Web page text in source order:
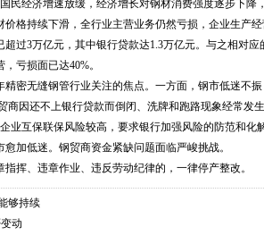
民经济增速放缓，经济增长对钢材消费强度逐步下降
格持续下滑，全行业主营业务仍然亏损，企业生产
过3万亿元，其中银行贷款达1.3万亿元。与之相对
亏损面已达40%。
无缝钢管行业关注的焦点。一方面，钢市低迷不振
商因还不上银行贷款而倒闭、洗牌和跑路现象经常发
业互保联保风险较高，要求银行加强风险的防范和化
加低迷。钢贸商资金紧缺问题面临严峻挑战。
挥、违章作业、违反劳动纪律的，一律停产整改。
够持续
动